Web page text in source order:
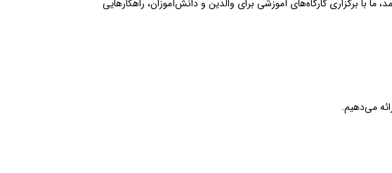
ما با برگزاری کارگاه‌های آموزشی برای والدین و دانش‌آموزان، راهکارهایی
می‌دهیم.